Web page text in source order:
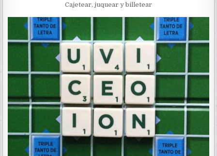
Cajetear, juquear y billetear